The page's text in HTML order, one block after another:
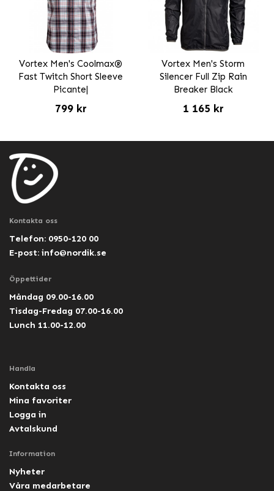
Vortex Men's Coolmax®
Fast Twitch Short Sleeve
Picante|
799 kr
Vortex Men's Storm
Silencer Full Zip Rain
Breaker Black
1 165 kr
Kontakta oss
Telefon: 0950-120 00
E-post: info@nordik.se
Öppettider
Måndag 09.00-16.00
Tisdag-Fredag 07.00-16.00
Lunch 11.00-12.00
Handla
Kontakta oss
Mina favoriter
Logga in
Avtalskund
Information
Nyheter
Våra medarbetare